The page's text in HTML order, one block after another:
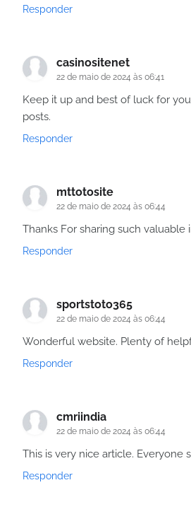
Responder
casinositenet
22 de maio de 2024 às 06:41
Keep it up and best of luck for
posts.
Responder
mttotosite
22 de maio de 2024 às 06:44
Thanks For sharing such valuable
Responder
sportstoto365
22 de maio de 2024 às 06:44
Wonderful website. Plenty of
Responder
cmriindia
22 de maio de 2024 às 06:44
This is very nice article. Everyone
Responder